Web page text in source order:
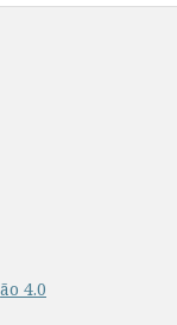
4.0